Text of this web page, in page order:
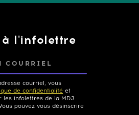
l'infolettre
courriel, vous
de confidentialité et
les infolettres de la MDJ
pouvez vous désinscrire